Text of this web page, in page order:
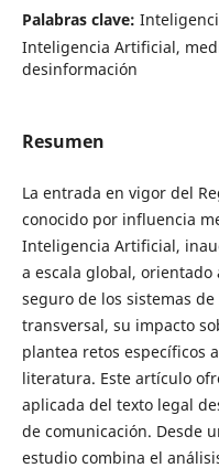
Palabras clave:
Inteligencia Artificial,
desinformación
Resumen
La entrada en vigor del
conocido por influencia
Inteligencia Artificial,
a escala global,
seguro de los sistemas
transversal, su impacto
plantea retos específicos
literatura. Este artículo
aplicada del texto legal
de comunicación. Desde
estudio combina el